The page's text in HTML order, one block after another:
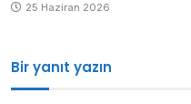
25 Haziran 2026
Bir yanıt yazın